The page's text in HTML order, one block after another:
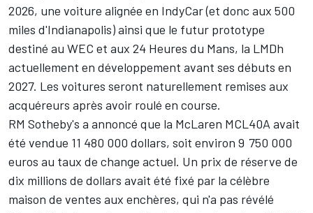
2026, une voiture alignée en IndyCar (et donc aux 500
miles d'Indianapolis) ainsi que le futur prototype
destiné au WEC et aux 24 Heures du Mans, la LMDh
actuellement en développement avant ses débuts en
2027. Les voitures seront naturellement remises aux
acquéreurs après avoir roulé en course.
RM Sotheby's a annoncé que la McLaren MCL40A avait
été vendue 11 480 000 dollars, soit environ 9 750 000
euros au taux de change actuel. Un prix de réserve de
dix millions de dollars avait été fixé par la célèbre
maison de ventes aux enchères, qui n'a pas révélé